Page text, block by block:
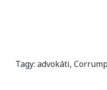
Tagy: advokáti,